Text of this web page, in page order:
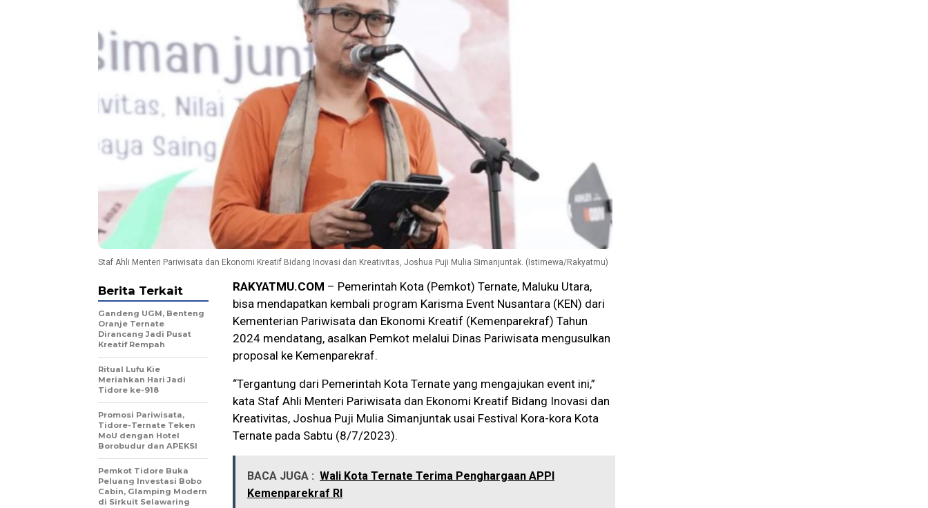
Staf Ahli Menteri Pariwisata dan Ekonomi Kreatif Bidang Inovasi dan Kreativitas, Joshua Puji Mulia Simanjuntak. (Istimewa/Rakyatmu)
RAKYATMU.COM – Pemerintah Kota (Pemkot) Ternate, Maluku Utara,
bisa mendapatkan kembali program Karisma Event Nusantara (KEN) dari
Kementerian Pariwisata dan Ekonomi Kreatif (Kemenparekraf) Tahun
2024 mendatang, asalkan Pemkot melalui Dinas Pariwisata mengusulkan
proposal ke Kemenparekraf.
“Tergantung dari Pemerintah Kota Ternate yang mengajukan event ini,”
kata Staf Ahli Menteri Pariwisata dan Ekonomi Kreatif Bidang Inovasi dan
Kreativitas, Joshua Puji Mulia Simanjuntak usai Festival Kora-kora Kota
Ternate pada Sabtu (8/7/2023).
BACA JUGA : Wali Kota Ternate Terima Penghargaan APPI
Kemenparekraf RI
Berita Terkait
Gandeng UGM, Benteng
Oranje Ternate
Dirancang Jadi Pusat
Kreatif Rempah
Ritual Lufu Kie
Meriahkan Hari Jadi
Tidore ke-918
Promosi Pariwisata,
Tidore-Ternate Teken
MoU dengan Hotel
Borobudur dan APEKSI
Pemkot Tidore Buka
Peluang Investasi Bobo
Cabin, Glamping Modern
di Sirkuit Selawaring